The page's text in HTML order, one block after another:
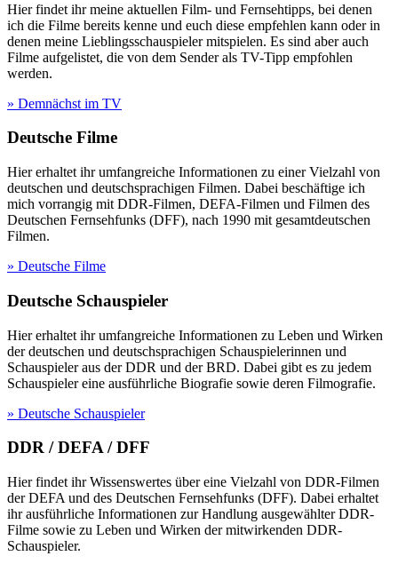
Hier findet ihr meine aktuellen Film- und Fernsehtipps, bei denen
ich die Filme bereits kenne und euch diese empfehlen kann oder in
denen meine Lieblingsschauspieler mitspielen. Es sind aber auch
Filme aufgelistet, die von dem Sender als TV-Tipp empfohlen
werden.
» Demnächst im TV
Deutsche Filme
Hier erhaltet ihr umfangreiche Informationen zu einer Vielzahl von
deutschen und deutschsprachigen Filmen. Dabei beschäftige ich
mich vorrangig mit DDR-Filmen, DEFA-Filmen und Filmen des
Deutschen Fernsehfunks (DFF), nach 1990 mit gesamtdeutschen
Filmen.
» Deutsche Filme
Deutsche Schauspieler
Hier erhaltet ihr umfangreiche Informationen zu Leben und Wirken
der deutschen und deutschsprachigen Schauspielerinnen und
Schauspieler aus der DDR und der BRD. Dabei gibt es zu jedem
Schauspieler eine ausführliche Biografie sowie deren Filmografie.
» Deutsche Schauspieler
DDR / DEFA / DFF
Hier findet ihr Wissenswertes über eine Vielzahl von DDR-Filmen
der DEFA und des Deutschen Fernsehfunks (DFF). Dabei erhaltet
ihr ausführliche Informationen zur Handlung ausgewählter DDR-
Filme sowie zu Leben und Wirken der mitwirkenden DDR-
Schauspieler.